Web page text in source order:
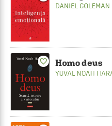
DANIEL GOLEMAN
favorite_border Homo deus
YUVAL NOAH